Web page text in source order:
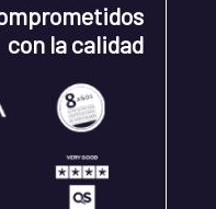
con la calidad